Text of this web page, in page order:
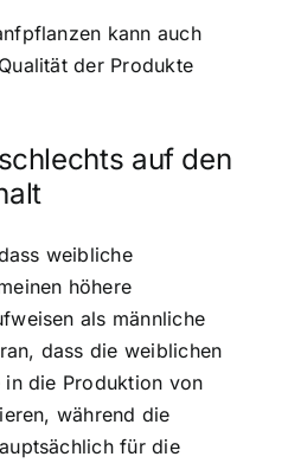
kann auch
der Produkte
auf den
weibliche
höhere
als männliche
dass die weiblichen
in die Produktion von
während die
für die